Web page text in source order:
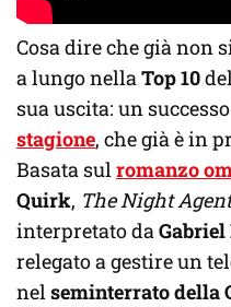
Cosa dire che già non
a lungo nellaTop 10
sua uscita: un
stagione, che già è in
Basata sulromanzo
Quirk, The Night Agent
interpretato daGabriel
relegato a gestire un
nelseminterrato della